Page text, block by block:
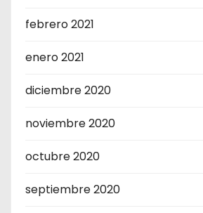
febrero 2021
enero 2021
diciembre 2020
noviembre 2020
octubre 2020
septiembre 2020